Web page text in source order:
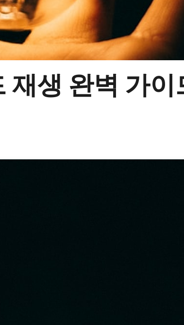
생 완벽 가이